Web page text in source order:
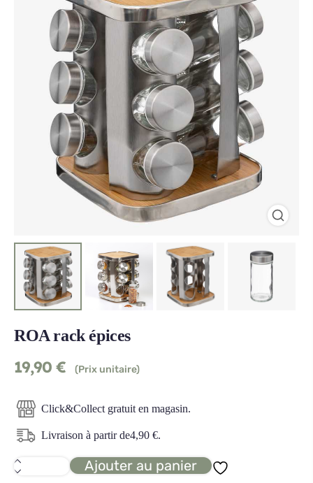
ROA rack épices
19,90 € (Prix unitaire)
Click&Collect gratuit en magasin.
Livraison à partir de4,90 €.
quantité
de
Ajouter au panier